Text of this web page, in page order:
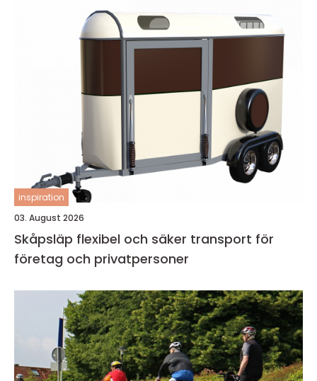
inspiration
03. August 2026
Skåpsläp flexibel och säker transport för
företag och privatpersoner